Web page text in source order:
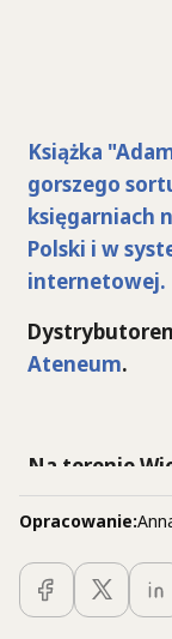
Książka
gorszego
księgarniach
Polski i w
internetowej.
Ateneum.
Na terenie
książkę
zamówienia
Opracowanie: